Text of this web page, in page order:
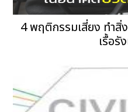
4 พฤติกรรมเสี่ยง ทำสิ่
เรื้อ